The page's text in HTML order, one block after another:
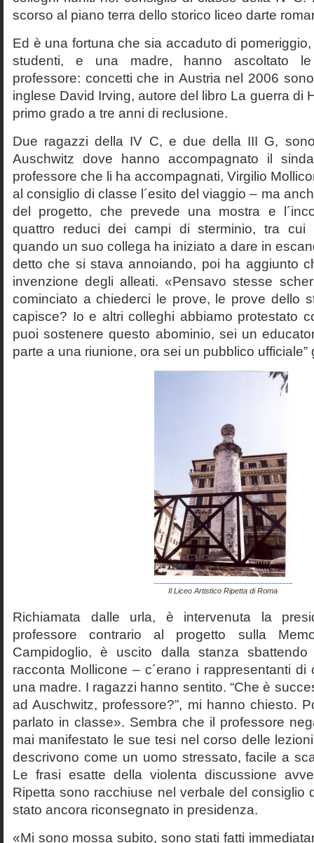
scorso al piano terra dello storico liceo darte
Ed è una fortuna che sia accaduto di
studenti, e una madre, hanno ascoltato le
professore: concetti che in Austria nel 2006
inglese David Irving, autore del libro La guerra di
primo grado a tre anni di reclusione.
Due ragazzi della IV C, e due della III G,
Auschwitz dove hanno accompagnato il
professore che li ha accompagnati, Virgilio
al consiglio di classe l´esito del viaggio – ma
del progetto, che prevede una mostra e
quattro reduci dei campi di sterminio, tra cui
quando un suo collega ha iniziato a dare in
detto che si stava annoiando, poi ha aggiunto
invenzione degli alleati. «Pensavo stesse
cominciato a chiederci le prove, le prove dello
capisce? Io e altri colleghi abbiamo protestato
puoi sostenere questo abominio, sei un
parte a una riunione, ora sei un pubblico ufficiale”
Il Liceo Artistico Ripetta di Roma
Richiamata dalle urla, è intervenuta la
professore contrario al progetto sulla
Campidoglio, è uscito dalla stanza
racconta Mollicone – c´erano i rappresentanti
una madre. I ragazzi hanno sentito. “Che è
ad Auschwitz, professore?”, mi hanno chiesto.
parlato in classe». Sembra che il professore
mai manifestato le sue tesi nel corso delle
descrivono come un uomo stressato, facile a
Le frasi esatte della violenta discussione
Ripetta sono racchiuse nel verbale del consiglio
stato ancora riconsegnato in presidenza.
«Mi sono mossa subito, sono stati fatti